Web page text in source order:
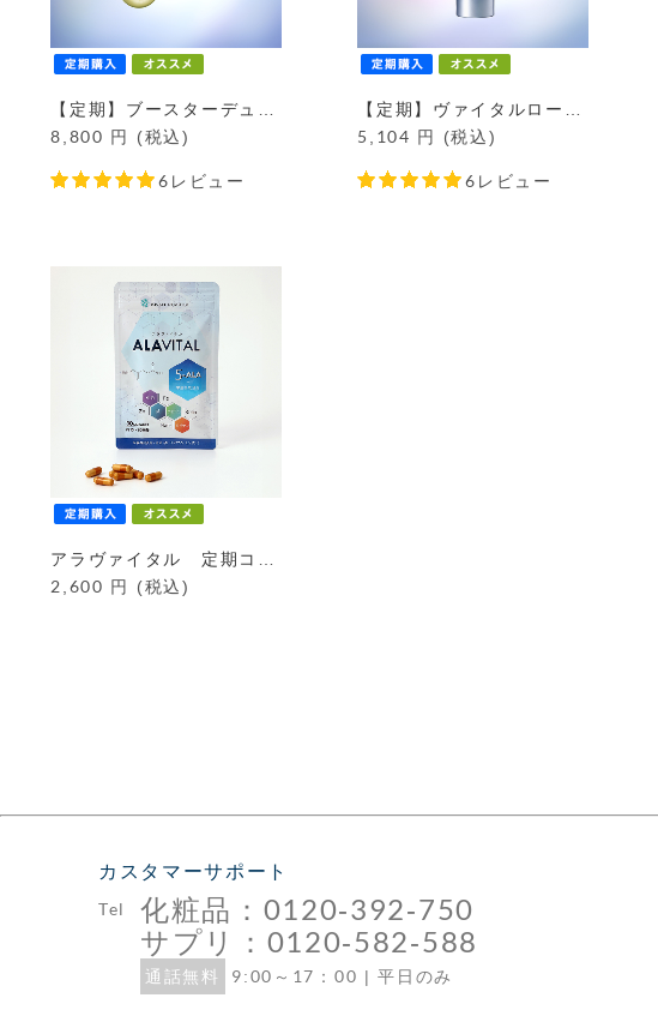
8,800 円 (税込)
6レビュー
5,104 円 (税込)
6レビュー
2,600 円 (税込)
カスタマーサポート
Tel
化粧品：0120-392-750
サプリ：0120-582-588
通話無料 9:00～17：00 | 平日のみ